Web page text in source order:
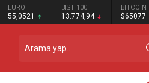
EURO
55,0521
BIST 100
13.774,94
BITCOIN
$65077